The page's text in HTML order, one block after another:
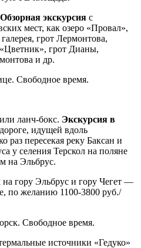
Обзорная экскурсия с
мест, как озеро «Провал»,
грот Лермонтова,
грот Дианы,
и др.
Свободное время.
ланч-бокс. Экскурсия в
идущей вдоль
раз пересекая реку Баксан и
у селения Терскол на поляне
на Эльбрус.
гору Эльбрус и гору Чегет —
по желанию 1100-3800 руб./
Свободное время.
источники «Гедуко»